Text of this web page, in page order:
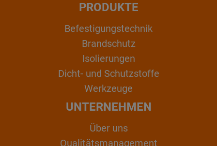
PRODUKTE
Befestigungstechnik
Brandschutz
Isolierungen
Dicht- und Schutzstoffe
Werkzeuge
UNTERNEHMEN
Über uns
Qualitätsmanagement